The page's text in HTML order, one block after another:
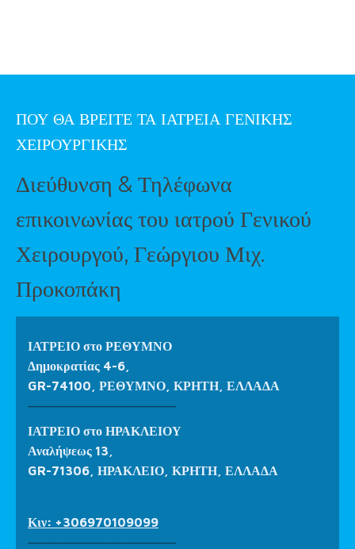
ΠΟΥ ΘΑ ΒΡΕΙΤΕ ΤΑ ΙΑΤΡΕΙΑ ΓΕΝΙΚΗΣ
ΧΕΙΡΟΥΡΓΙΚΗΣ
Διεύθυνση & Τηλέφωνα
επικοινωνίας του ιατρού Γενικού
Χειρουργού, Γεώργιου Μιχ.
Προκοπάκη
ΙΑΤΡΕΙΟ στο ΡΕΘΥΜΝΟ
Δημοκρατίας 4-6,
GR-74100, ΡΕΘΥΜΝΟ, ΚΡΗΤΗ, ΕΛΛΑΔΑ
ΙΑΤΡΕΙΟ στο ΗΡΑΚΛΕΙΟΥ
Αναλήψεως 13,
GR-71306, ΗΡΑΚΛΕΙΟ, ΚΡΗΤΗ, ΕΛΛΑΔΑ
Κιν: +306970109099